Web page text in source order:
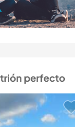
perfecto